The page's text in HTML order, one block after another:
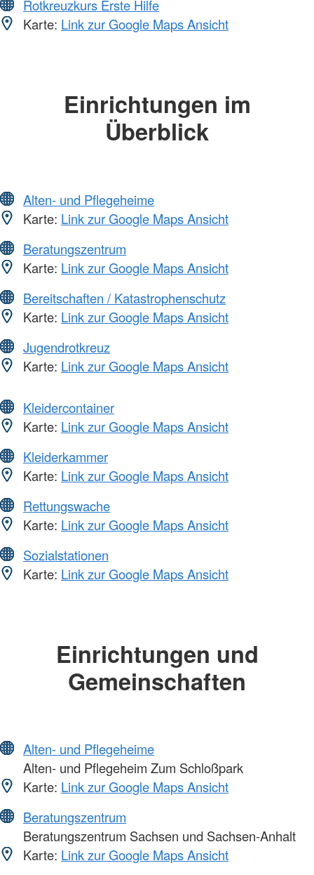
Rotkreuzkurs Erste Hilfe
Karte: Link zur Google Maps Ansicht
Einrichtungen im
Überblick
Alten- und Pflegeheime
Karte: Link zur Google Maps Ansicht
Beratungszentrum
Karte: Link zur Google Maps Ansicht
Bereitschaften / Katastrophenschutz
Karte: Link zur Google Maps Ansicht
Jugendrotkreuz
Karte: Link zur Google Maps Ansicht
Kleidercontainer
Karte: Link zur Google Maps Ansicht
Kleiderkammer
Karte: Link zur Google Maps Ansicht
Rettungswache
Karte: Link zur Google Maps Ansicht
Sozialstationen
Karte: Link zur Google Maps Ansicht
Einrichtungen und
Gemeinschaften
Alten- und Pflegeheime
Alten- und Pflegeheim Zum Schloßpark
Karte: Link zur Google Maps Ansicht
Beratungszentrum
Beratungszentrum Sachsen und Sachsen-Anhalt
Karte: Link zur Google Maps Ansicht